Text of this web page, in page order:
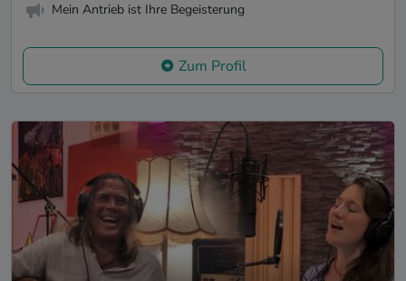
Mein Antrieb ist Ihre Begeisterung
Zum Profil